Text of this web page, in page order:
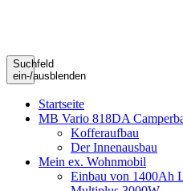
Suchfeld
ein-/ausblenden
Startseite
MB Vario 818DA
Kofferaufbau
Der Innenausbau
Mein ex. Wohnmobil
Einbau von 1400Ah